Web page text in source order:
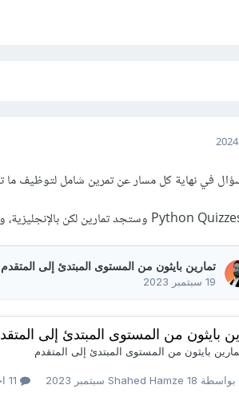
في نهاية كل مسار عن تمرين شامل لتوظيف ما